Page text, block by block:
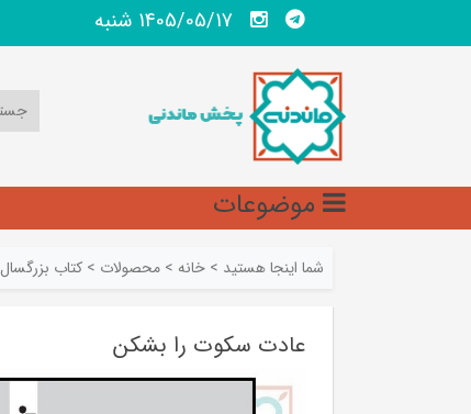
1405/05/17 شنبه
موضوعات
شما اینجا هستید > خانه > محصولات > کتاب بزرگسال
عادت سکوت را بشکن